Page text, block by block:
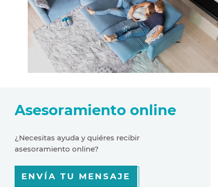
Asesoramiento online
¿Necesitas ayuda y quiéres recibir
asesoramiento online?
ENVÍA TU MENSAJE